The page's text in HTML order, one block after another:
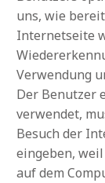
uns, wie
Internetseite
Verwendung
Der Benutzer
verwendet,
Besuch der
eingeben,
auf dem